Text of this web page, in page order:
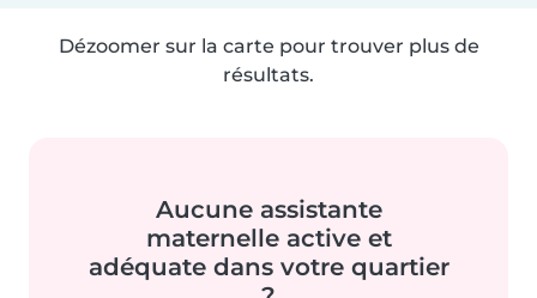
Dézoomer sur la carte pour trouver plus de
résultats.
Aucune assistante
maternelle active et
adéquate dans votre quartier